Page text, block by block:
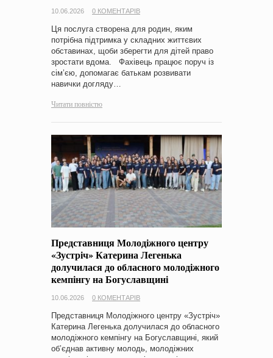
10.06.2026 0 КОМЕНТАРІВ
Ця послуга створена для родин, яким
потрібна підтримка у складних життєвих
обставинах, щоби зберегти для дітей право
зростати вдома. Фахівець працює поруч із
сім’єю, допомагає батькам розвивати
навички догляду…
Читати повністю
Представниця Молодіжного центру
«Зустріч» Катерина Легенька
долучилася до обласного молодіжного
кемпінгу на Богуславщині
10.06.2026 0 КОМЕНТАРІВ
Представниця Молодіжного центру «Зустріч»
Катерина Легенька долучилася до обласного
молодіжного кемпінгу на Богуславщині, який
об’єднав активну молодь, молодіжних